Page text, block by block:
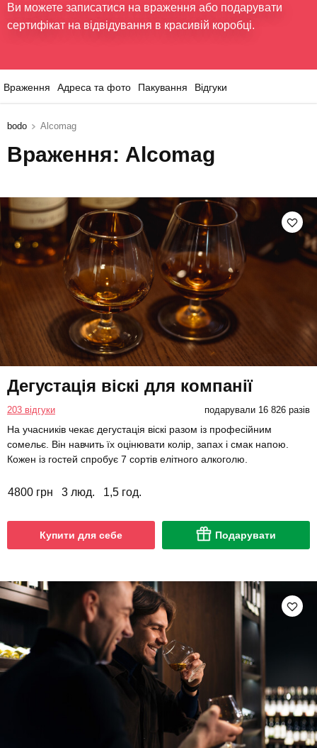
Ви можете записатися на враження або подарувати
сертифікат на відвідування в красивій коробці.
Враження Адреса та фото Пакування Відгуки
bodo Alcomag
Враження: Alcomag
Дегустація віскі для компанії
203 відгуки подарували 16 826 разів
На учасників чекає дегустація віскі разом із професійним
сомельє. Він навчить їх оцінювати колір, запах і смак напою.
Кожен із гостей спробує 7 сортів елітного алкоголю.
4800 грн 3 люд. 1,5 год.
Купити для себе Подарувати